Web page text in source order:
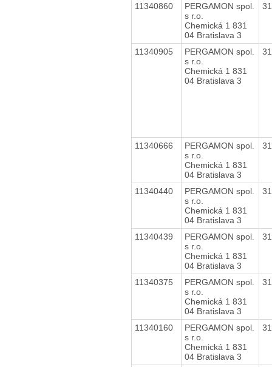
11340860
PERGAMON spol.
s r.o.
Chemická 1 831
04 Bratislava 3
11340905
PERGAMON spol.
s r.o.
Chemická 1 831
04 Bratislava 3
11340666
PERGAMON spol.
s r.o.
Chemická 1 831
04 Bratislava 3
11340440
PERGAMON spol.
s r.o.
Chemická 1 831
04 Bratislava 3
11340439
PERGAMON spol.
s r.o.
Chemická 1 831
04 Bratislava 3
11340375
PERGAMON spol.
s r.o.
Chemická 1 831
04 Bratislava 3
11340160
PERGAMON spol.
s r.o.
Chemická 1 831
04 Bratislava 3